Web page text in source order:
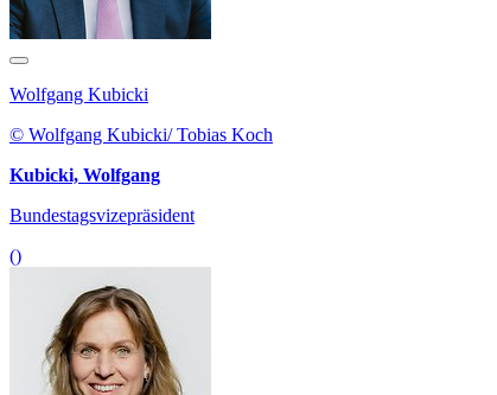
Wolfgang Kubicki
© Wolfgang Kubicki/ Tobias Koch
Kubicki, Wolfgang
Bundestagsvizepräsident
()